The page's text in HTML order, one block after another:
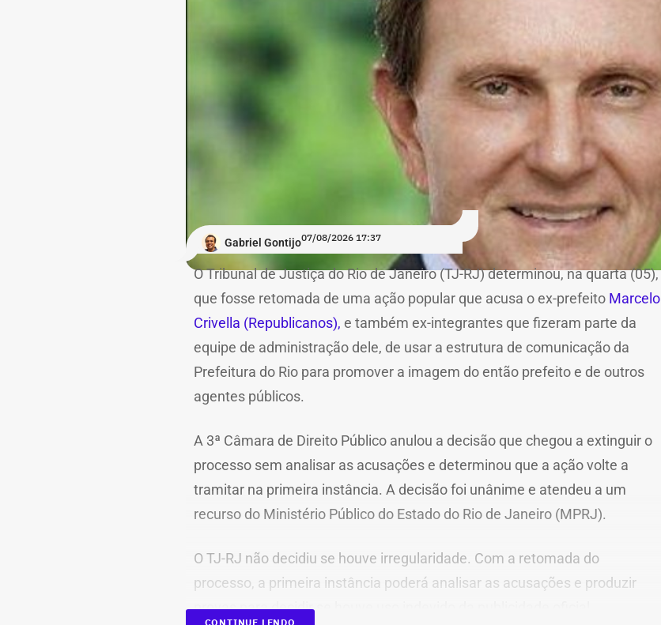
Gabriel Gontijo07/08/2026 17:37
O Tribunal de Justiça do Rio de Janeiro (TJ-RJ) determinou, na quarta (05),
que fosse retomada de uma ação popular que acusa o ex-prefeito Marcelo
Crivella (Republicanos), e também ex-integrantes que fizeram parte da
equipe de administração dele, de usar a estrutura de comunicação da
Prefeitura do Rio para promover a imagem do então prefeito e de outros
agentes públicos.
A 3ª Câmara de Direito Público anulou a decisão que chegou a extinguir o
processo sem analisar as acusações e determinou que a ação volte a
tramitar na primeira instância. A decisão foi unânime e atendeu a um
recurso do Ministério Público do Estado do Rio de Janeiro (MPRJ).
O TJ-RJ não decidiu se houve irregularidade. Com a retomada do
processo, a primeira instância poderá analisar as acusações e produzir
provas para decidir se houve uso indevido da publicidade oficial.